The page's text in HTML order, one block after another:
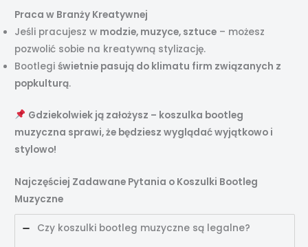
Praca w Branży Kreatywnej
Jeśli pracujesz w modzie, muzyce, sztuce – możesz
pozwolić sobie na kreatywną stylizację.
Bootlegi świetnie pasują do klimatu firm związanych z
popkulturą.
Gdziekolwiek ją założysz – koszulka bootleg
muzyczna sprawi, że będziesz wyglądać wyjątkowo i
stylowo!
Najczęściej Zadawane Pytania o Koszulki Bootleg
Muzyczne
Czy koszulki bootleg muzyczne są legalne?